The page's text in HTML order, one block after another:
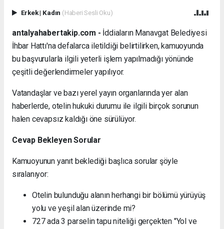
Erkek| Kadın (Haberi Sesli Oku)
antalyahabertakip.com - İddiaların Manavgat Belediyesi
İhbar Hattı'na defalarca iletildiği belirtilirken, kamuoyunda
bu başvurularla ilgili yeterli işlem yapılmadığı yönünde
çeşitli değerlendirmeler yapılıyor.
Vatandaşlar ve bazı yerel yayın organlarında yer alan
haberlerde, otelin hukuki durumu ile ilgili birçok sorunun
halen cevapsız kaldığı öne sürülüyor.
Cevap Bekleyen Sorular
Kamuoyunun yanıt beklediği başlıca sorular şöyle
sıralanıyor:
Otelin bulunduğu alanın herhangi bir bölümü yürüyüş
yolu ve yeşil alan üzerinde mi?
727 ada 3 parselin tapu niteliği gerçekten "Yol ve